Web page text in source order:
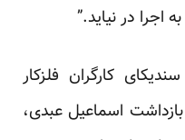
اجرا در نیاید.”
کارگران فلزکار
اسماعیل عبدی،